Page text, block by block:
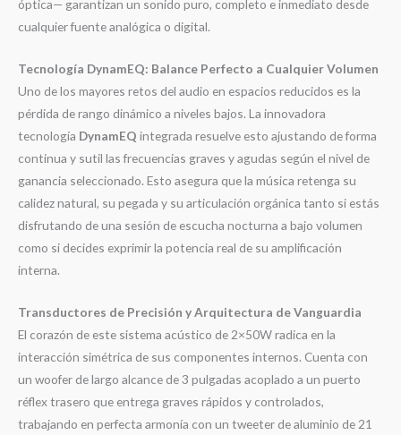
óptica— garantizan un sonido puro, completo e inmediato desde
cualquier fuente analógica o digital.
Tecnología DynamEQ: Balance Perfecto a Cualquier Volumen
Uno de los mayores retos del audio en espacios reducidos es la
pérdida de rango dinámico a niveles bajos. La innovadora
tecnología DynamEQ integrada resuelve esto ajustando de forma
continua y sutil las frecuencias graves y agudas según el nivel de
ganancia seleccionado. Esto asegura que la música retenga su
calidez natural, su pegada y su articulación orgánica tanto si estás
disfrutando de una sesión de escucha nocturna a bajo volumen
como si decides exprimir la potencia real de su amplificación
interna.
Transductores de Precisión y Arquitectura de Vanguardia
El corazón de este sistema acústico de 2×50Wradica en la
interacción simétrica de sus componentes internos. Cuenta con
un woofer de largo alcance de 3 pulgadas acoplado a un puerto
réflex trasero que entrega graves rápidos y controlados,
trabajando en perfecta armonía con un tweeter de aluminio de 21